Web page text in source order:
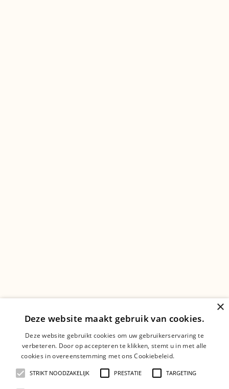
×
Deze website maakt gebruik van cookies.
Deze website gebruikt cookies om uw gebruikerservaring te
verbeteren. Door op accepteren te klikken, stemt u in met alle
cookies in overeenstemming met ons Cookiebeleid.
STRIKT NOODZAKELIJK PRESTATIE TARGETING